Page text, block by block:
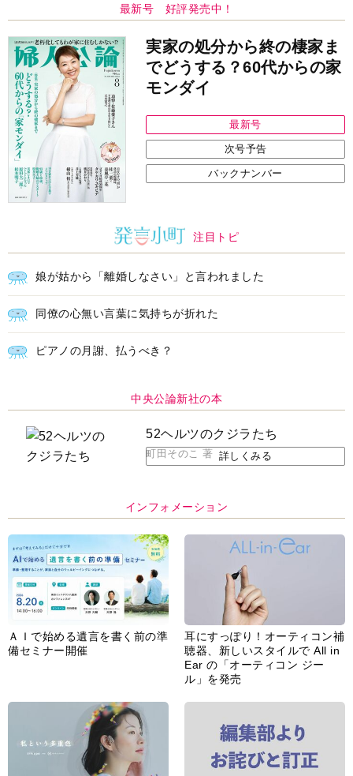
最新号 好評発売中！
実家の処分から終の棲家ま
でどうする？60代からの家
モンダイ
最新号
次号予告
バックナンバー
注目トピ
娘が姑から「離婚しなさい」と言われました
同僚の心無い言葉に気持ちが折れた
ピアノの月謝、払うべき？
中央公論新社の本
52ヘルツのクジラたち
町田そのこ 著 詳しくみる
インフォメーション
ＡＩで始める遺言を書く前の準
備セミナー開催
耳にすっぽり！オーティコン補
聴器、新しいスタイルで All in
Ear の「オーティコン ジー
ル」を発売